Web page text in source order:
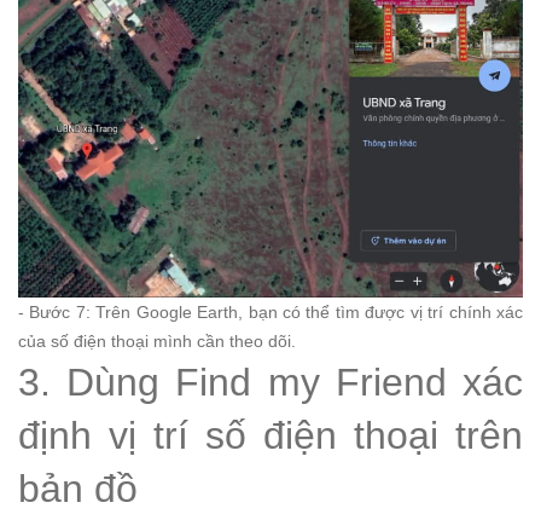
- Bước 7: Trên Google Earth, bạn có thể tìm được vị trí chính xác
của số điện thoại mình cần theo dõi.
3. Dùng Find my Friend xác
định vị trí số điện thoại trên
bản đồ